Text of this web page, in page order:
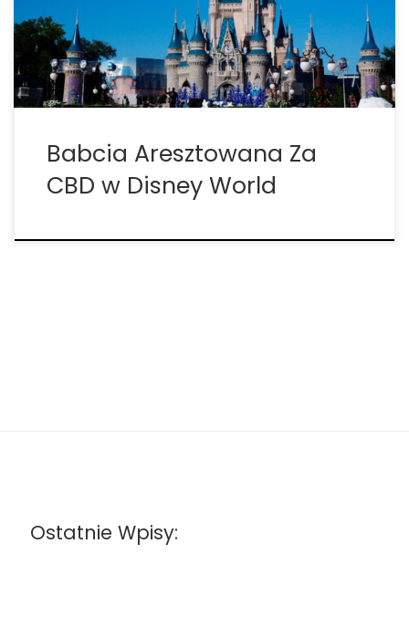
zwykłego okrucieństwa i niewybaczalnego
postępowania, które leżą w zimnym korporacyjnym
sercu Disneya” – […]
Babcia Aresztowana Za
CBD w Disney World
Ostatnie Wpisy: